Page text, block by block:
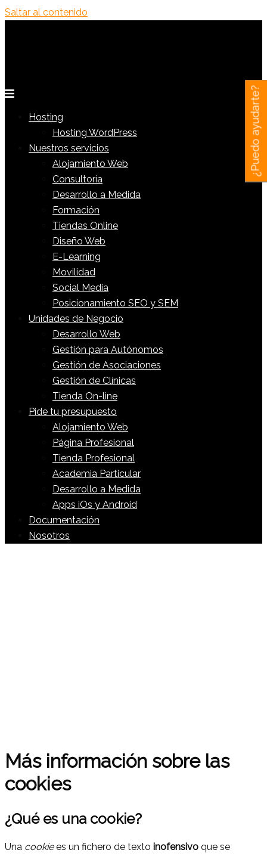
Saltar al contenido
Hosting
Hosting WordPress
Nuestros servicios
Alojamiento Web
Consultoría
Desarrollo a Medida
Formación
Tiendas Online
Diseño Web
E-Learning
Movilidad
Social Media
Posicionamiento SEO y SEM
Unidades de Negocio
Desarrollo Web
Gestión para Autónomos
Gestión de Asociaciones
Gestión de Clínicas
Tienda On-line
Pide tu presupuesto
Alojamiento Web
Página Profesional
Tienda Profesional
Academia Particular
Desarrollo a Medida
Apps iOs y Android
Documentación
Nosotros
Más información sobre las
cookies
¿Qué es una cookie?
Una cookiees un fichero de texto inofensivo que se
¿Puedo ayudarte?